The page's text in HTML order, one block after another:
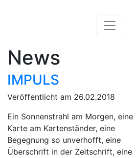
News
IMPULS
Veröffentlicht am 26.02.2018
Ein Sonnenstrahl am Morgen, eine
Karte am Kartenständer, eine
Begegnung so unverhofft, eine
Überschrift in der Zeitschrift, eine